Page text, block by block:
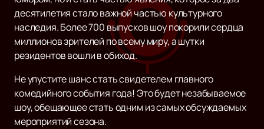
десятилетия стало важной частью культурного
наследия. Более 700 выпусков шоу покорили сердца
миллионов зрителей по всему миру, а шутки
резидентов вошли в обиход.
Не упустите шанс стать свидетелем главного
комедийного события года! Это будет незабываемое
шоу, обещающее стать одним из самых обсуждаемых
мероприятий сезона.